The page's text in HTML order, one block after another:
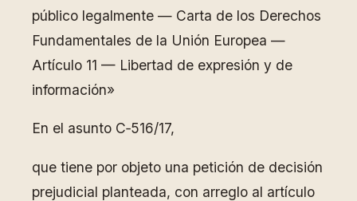
público legalmente — Carta de los Derechos
Fundamentales de la Unión Europea —
Artículo 11 — Libertad de expresión y de
información»
En el asunto C‑516/17,
que tiene por objeto una petición de decisión
prejudicial planteada, con arreglo al artículo